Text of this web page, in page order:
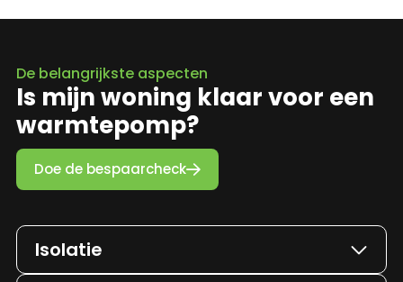
De belangrijkste aspecten
Is mijn woning klaar voor een
warmtepomp?
Doe de bespaarcheck
Isolatie 